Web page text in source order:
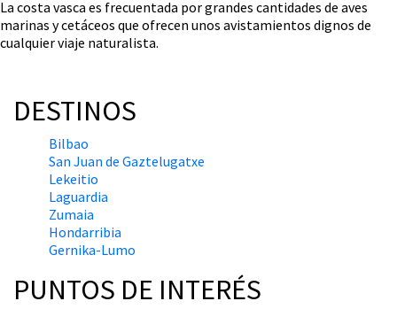
La costa vasca es frecuentada por grandes cantidades de aves
marinas y cetáceos que ofrecen unos avistamientos dignos de
cualquier viaje naturalista.
DESTINOS
Bilbao
San Juan de Gaztelugatxe
Lekeitio
Laguardia
Zumaia
Hondarribia
Gernika-Lumo
PUNTOS DE INTERÉS